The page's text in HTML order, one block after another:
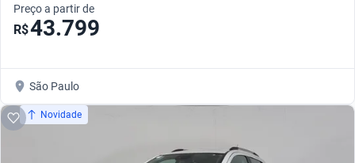
Preço a partir de
R$43.799
São Paulo
Novidade